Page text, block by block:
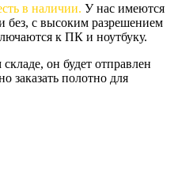
в наличии. У нас имеются
без, с высоким разрешением
к ПК и ноутбуку.
он будет отправлен
заказать полотно для